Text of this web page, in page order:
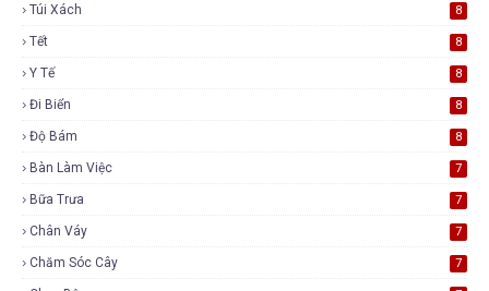
Túi Xách 8
Tết 8
Y Tế 8
Đi Biển 8
Độ Bám 8
Bàn Làm Việc 7
Bữa Trưa 7
Chân Váy 7
Chăm Sóc Cây 7